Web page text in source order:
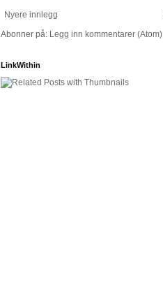
Nyere innlegg
Abonner på: Legg inn kommentarer (Atom)
LinkWithin